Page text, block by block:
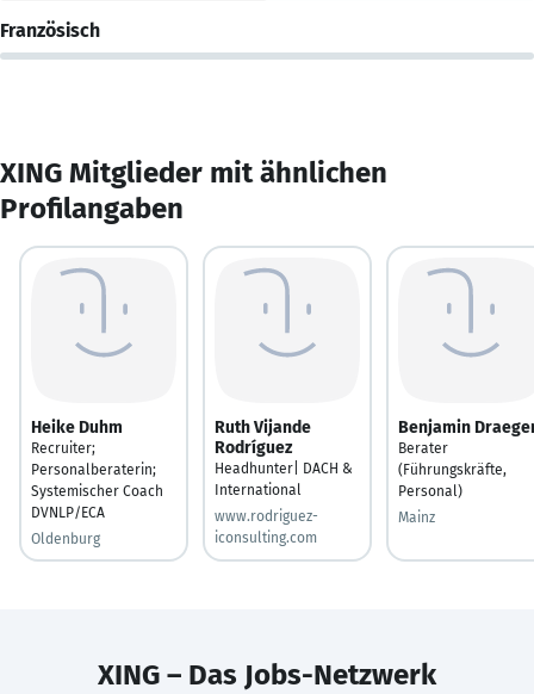
Französisch
XING Mitglieder mit ähnlichen
Profilangaben
Heike Duhm
Recruiter;
Personalberaterin;
Systemischer Coach
DVNLP/ECA
Oldenburg
Ruth Vijande
Rodríguez
Headhunter| DACH &
International
www.rodriguez-
iconsulting.com
Benjamin
Berater
(Führungskräfte,
Personal)
Mainz
XING – Das Jobs-Netzwerk